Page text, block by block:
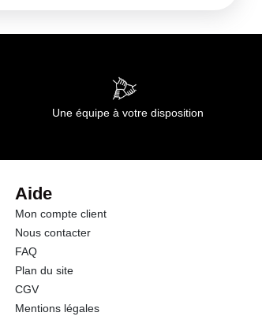
Une équipe à votre disposition
Aide
Mon compte client
Nous contacter
FAQ
Plan du site
CGV
Mentions légales